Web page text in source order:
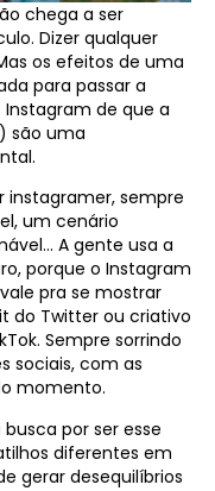
chega a ser
Dizer qualquer
os efeitos de uma
para passar a
de que a
são uma
instagramer, sempre
um cenário
A gente usa a
porque o Instagram
pra se mostrar
do Twitter ou criativo
Sempre sorrindo
sociais, com as
momento.
por ser esse
diferentes em
gerar desequilíbrios